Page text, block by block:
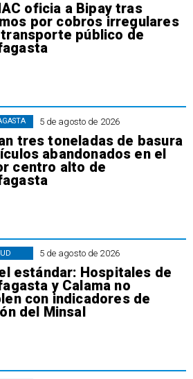
oficia a Bipay tras
por cobros irregulares
público de
5 de agosto de 2026
tres toneladas de basura
abandonados en el
centro alto de
5 de agosto de 2026
estándar: Hospitales de
y Calama no
con indicadores de
del Minsal